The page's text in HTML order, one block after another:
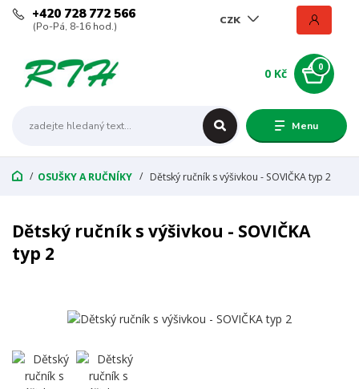
Menu
CZK
+420 728 772 566
(Po-Pá, 8-16 hod.)
0
0 Kč
OSUŠKY A RUČNÍKY Dětský ručník s výšivkou - SOVIČKA typ 2
Dětský ručník s výšivkou - SOVIČKA
typ 2